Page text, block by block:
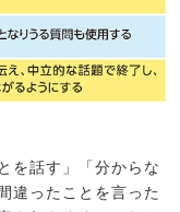
を話す」「分からな
違ったことを言った